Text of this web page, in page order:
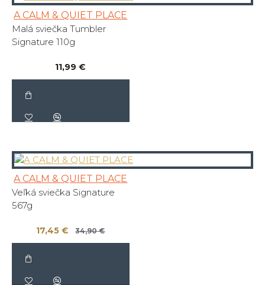
A CALM & QUIET PLACE
Malá sviečka Tumbler
Signature 110g
11,99 €
A CALM & QUIET PLACE
Veľká sviečka Signature
567g
17,45 € 34,90 €